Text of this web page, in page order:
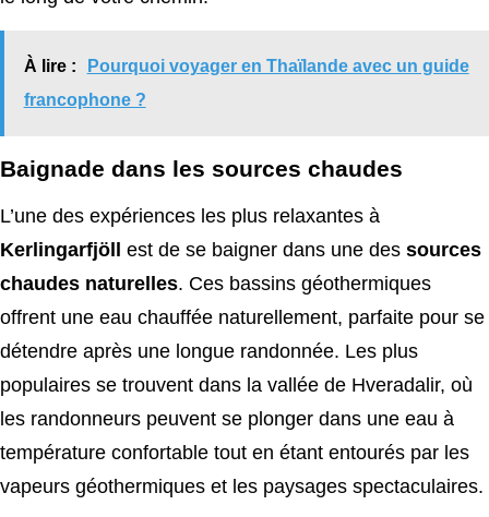
À lire :
Pourquoi voyager en Thaïlande avec un guide
francophone ?
Baignade dans les sources chaudes
L’une des expériences les plus relaxantes à
Kerlingarfjöll
est de se baigner dans une des sources
chaudes naturelles. Ces bassins géothermiques
offrent une eau chauffée naturellement, parfaite pour se
détendre après une longue randonnée. Les plus
populaires se trouvent dans la vallée de Hveradalir, où
les randonneurs peuvent se plonger dans une eau à
température confortable tout en étant entourés par les
vapeurs géothermiques et les paysages spectaculaires.